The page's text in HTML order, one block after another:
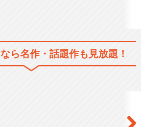
ら名作・話題作も見放題！